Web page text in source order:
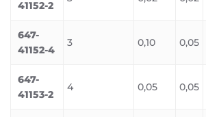
41152-2
647-
41152-4
3 0,10 0,05
647-
41153-2
4 0,05 0,05